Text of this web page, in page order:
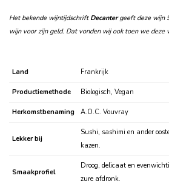
Het bekende wijntijdschrift Decantergeeft deze wijn
wijn voor zijn geld. Dat vonden wij ook toen we deze
Land Frankrijk
Productiemethode Biologisch, Vegan
Herkomstbenaming A.O.C. Vouvray
Lekker bij
Sushi, sashimi en ander
kazen.
Smaakprofiel
Droog, delicaat en
zure afdronk.